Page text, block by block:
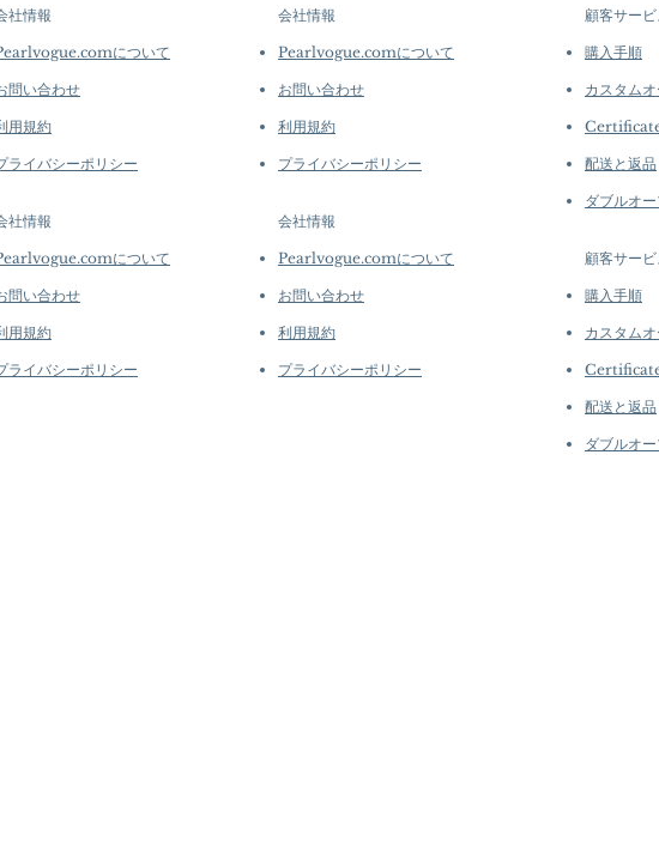
purchase.more
White, Very High
Accessories:
Metal Weight:
Chain: Excluded
社情報
について
問い合わせ
用規約
ライバシーポリシー
社情報
について
問い合わせ
用規約
ライバシーポリシー
会社情報
Pearlvogue.comについて
お問い合わせ
利用規約
プライバシーポリシー
会社情報
Pearlvogue.comについて
お問い合わせ
利用規約
プライバシーポリシー
顧客サービ
購入手順
カスタム
配送と返品
ダブルオ
顧客サービ
購入手順
カスタム
配送と返品
ダブルオ